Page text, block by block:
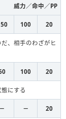
威力／命中／PP
100 20
、相手のわざがヒ
100 20
にする
－ － 20